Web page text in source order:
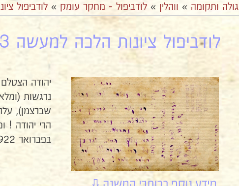
גולה ותקומה » ווהלין » לודביפול - מחקר עומק » לודביפול
לודביפול ציונות הלכה למעשה 13א
יהודה
נרגשות
שברצמן),
בפברואר 1922.